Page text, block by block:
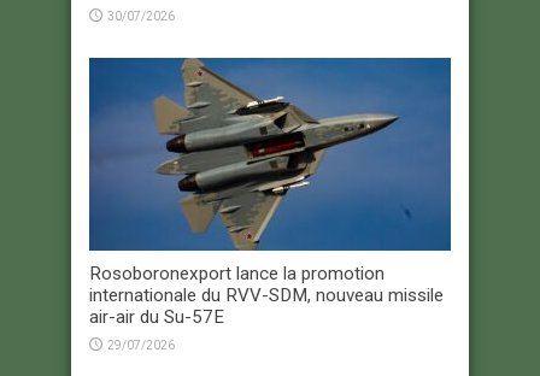
30/07/2026
Rosoboronexport lance la promotion
internationale du RVV-SDM, nouveau missile
air-air du Su-57E
29/07/2026